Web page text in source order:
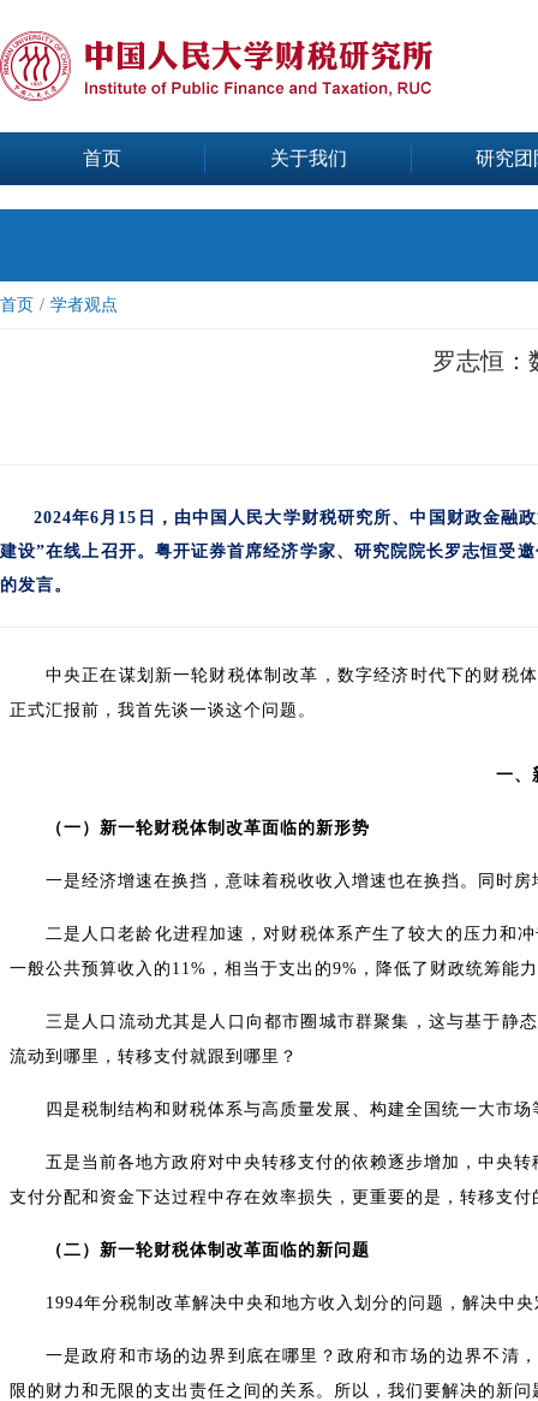
首页 关于我们 研究团
首页 / 学者观点
罗志恒：
2024年6月15日，由中国人民大学财税研究所、中国财政金
建设”在线上召开。粤开证券首席经济学家、研究院院长罗志恒受
的发言。
中央正在谋划新一轮财税体制改革，数字经济时代下的财税
正式汇报前，我首先谈一谈这个问题。
一、
（一）新一轮财税体制改革面临的新形势
一是经济增速在换挡，意味着税收收入增速也在换挡。同时
二是人口老龄化进程加速，对财税体系产生了较大的压力和
一般公共预算收入的11%，相当于支出的9%，降低了财政统筹能
三是人口流动尤其是人口向都市圈城市群聚集，这与基于
流动到哪里，转移支付就跟到哪里？
四是税制结构和财税体系与高质量发展、构建全国统一大市
五是当前各地方政府对中央转移支付的依赖逐步增加，中央
支付分配和资金下达过程中存在效率损失，更重要的是，转移支
（二）新一轮财税体制改革面临的新问题
1994年分税制改革解决中央和地方收入划分的问题，解决中
一是政府和市场的边界到底在哪里？政府和市场的边界不清
限的财力和无限的支出责任之间的关系。所以，我们要解决的新